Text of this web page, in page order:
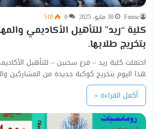
Fatma 30 مايو، 2025 0
510
كلية “ريد” للتأهيل الأكاديمي
بتخريج طلابها.
احتفلت كلية ريد – فرع سخنين – للتأهيل
هذا اليوم بتخريج كوكبة جديدة من المشاركين
أكمل القراءة »